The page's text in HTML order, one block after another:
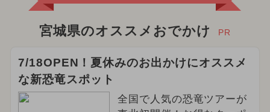
宮城県のオススメおでかけ PR
7/18OPEN！夏休みのお出かけにオススメ
な新恐竜スポット
全国で人気の恐竜ツアーが